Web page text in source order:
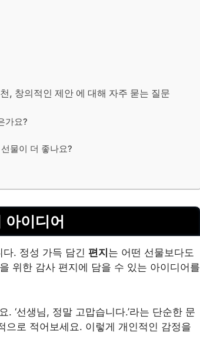
, 창의적인 제안 에 대해 자주 묻는 질문
가요?
물이 더 좋나요?
이디어
. 정성 가득 담긴 편지 는 어떤 선물보다도
위한 감사 편지에 담을 수 있는 아이디어를
. ‘선생님, 정말 고맙습니다.’라는 단순한 문
로 적어보세요. 이렇게 개인적인 감정을